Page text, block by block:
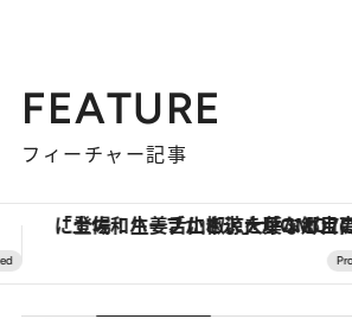
FEATURE
フィーチャー記事
【銀座で出合う最旬美容】美髪ケアや上質な眠り…セルフケアのアップデートから、特別な名入れギフトまで。大人のための「ReFa